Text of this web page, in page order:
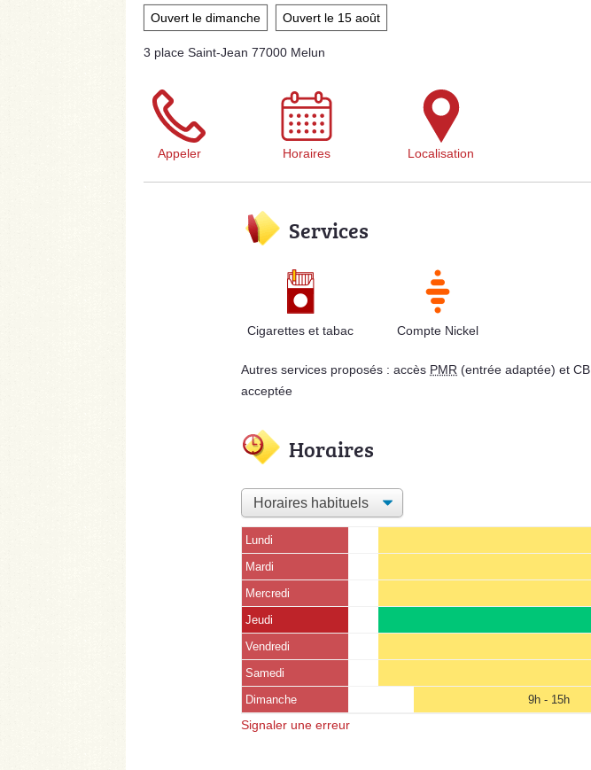
Ouvert le dimanche Ouvert le 15 août
3 place Saint-Jean 77000 Melun
Appeler Horaires Localisation
Services
Cigarettes et tabac Compte Nickel
Autres services proposés : accès PMR (entrée adaptée) et CB
acceptée
Horaires
Lundi
Mardi
Mercredi
Jeudi
Vendredi
Samedi
Dimanche 9h - 15h
Signaler une erreur